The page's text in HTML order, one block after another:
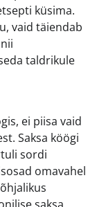
küsima.
vaid täiendab
taldrikule
ei piisa vaid
Saksa köögi
sordi
omavahel